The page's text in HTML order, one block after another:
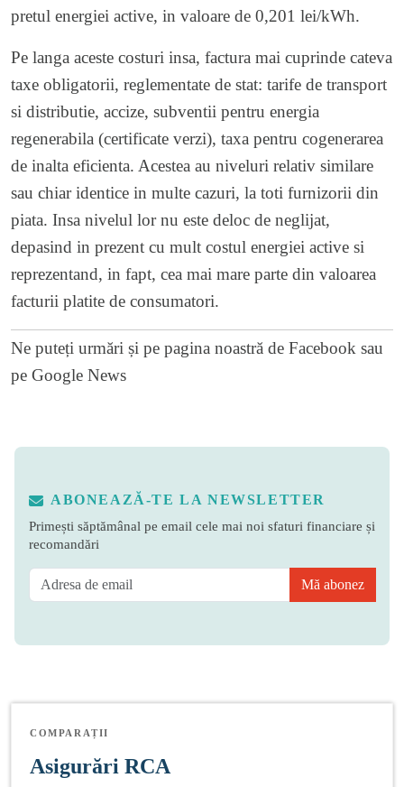
pretul energiei active, in valoare de 0,201 lei/kWh.
Pe langa aceste costuri insa, factura mai cuprinde cateva
taxe obligatorii, reglementate de stat: tarife de transport
si distributie, accize, subventii pentru energia
regenerabila (certificate verzi), taxa pentru cogenerarea
de inalta eficienta. Acestea au niveluri relativ similare
sau chiar identice in multe cazuri, la toti furnizorii din
piata. Insa nivelul lor nu este deloc de neglijat,
depasind in prezent cu mult costul energiei active si
reprezentand, in fapt, cea mai mare parte din valoarea
facturii platite de consumatori.
Ne puteți urmări și pe pagina noastră de Facebook sau
pe Google News
ABONEAZĂ-TE LA NEWSLETTER
Primești săptămânal pe email cele mai noi sfaturi financiare și
recomandări
Mă abonez
COMPARAȚII
Asigurări RCA